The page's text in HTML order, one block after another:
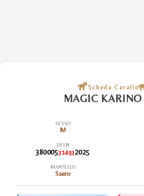
Scheda Cavallo
MAGIC
SESSO
M
UELN
380005314932025
MANTELLO
Sauro